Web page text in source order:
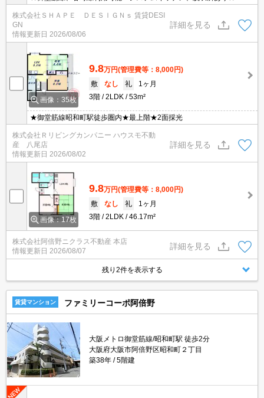
株式会社ＳＨＡＰＥ ＤＥＳＩＧＮｓ 賃貸DESI
GN
情報更新日 2026/08/06
詳細を見る
画像：35枚
9.8万円(管理費等：8,000円)
敷
なし 礼
1ヶ月
3階
2LDK 53m²
★御堂筋線昭和町駅徒歩圏内★最上階★2面採光
株式会社Ｒリビングカンパニー ハウスモ不動
産 八尾店
情報更新日 2026/08/02
詳細を見る
画像：17枚
9.8万円(管理費等：8,000円)
敷
なし 礼
1ヶ月
3階
2LDK 46.17m²
株式会社阿倍野ニクラス不動産 本店
情報更新日 2026/08/07
詳細を見る
残り2件を表示する
賃貸マンション ファミリーコーポ阿倍野
大阪メトロ御堂筋線/昭和町駅 徒歩2分
大阪府大阪市阿倍野区昭和町２丁目
築38年
5階建